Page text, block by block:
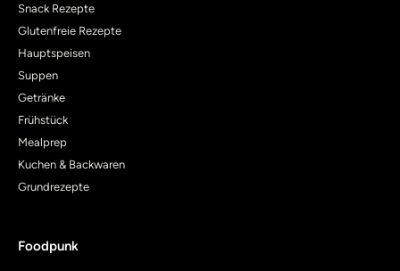
Snack Rezepte
Glutenfreie Rezepte
Hauptspeisen
Suppen
Getränke
Frühstück
Mealprep
Kuchen & Backwaren
Grundrezepte
Foodpunk